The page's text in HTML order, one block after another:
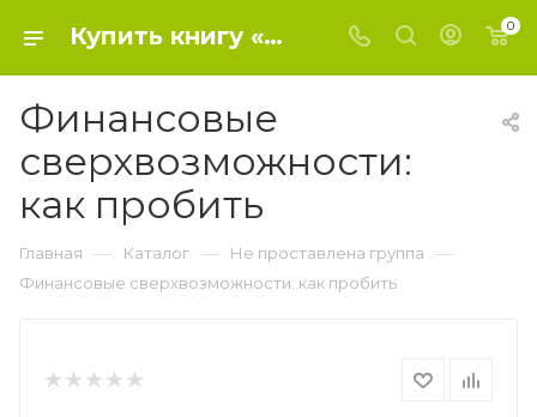
Купить книгу «Финансовые сверхвозможности: как пробить» 2016, Темченко М.А. - Не проставлена группа 0
Финансовые
сверхвозможности:
как пробить
Главная — Каталог — Не проставлена группа —
Финансовые сверхвозможности: как пробить